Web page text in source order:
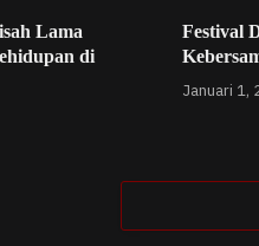
Lama
di
Festival
Januari 1,